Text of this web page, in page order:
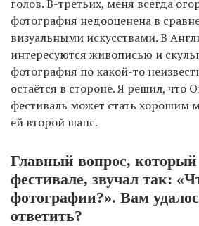
голов. В-третьих, меня всегда
фотография недооценена в
визуальными искусствами. В
интересуются живописью и
фотография по какой-то
остаётся в стороне. Я решил, что
фестиваль может стать хорошим
ей второй шанс.
Главный вопрос, который
фестивале, звучал так:
фотографии?». Вам
ответить?